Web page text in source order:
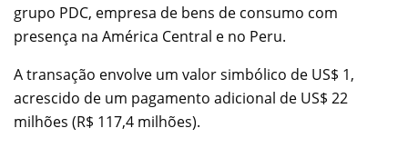
grupo PDC, empresa de bens de consumo com
presença na América Central e no Peru.
A transação envolve um valor simbólico de US$ 1,
acrescido de um pagamento adicional de US$ 22
milhões (R$ 117,4 milhões).